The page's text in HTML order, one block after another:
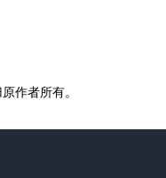
作者所有。